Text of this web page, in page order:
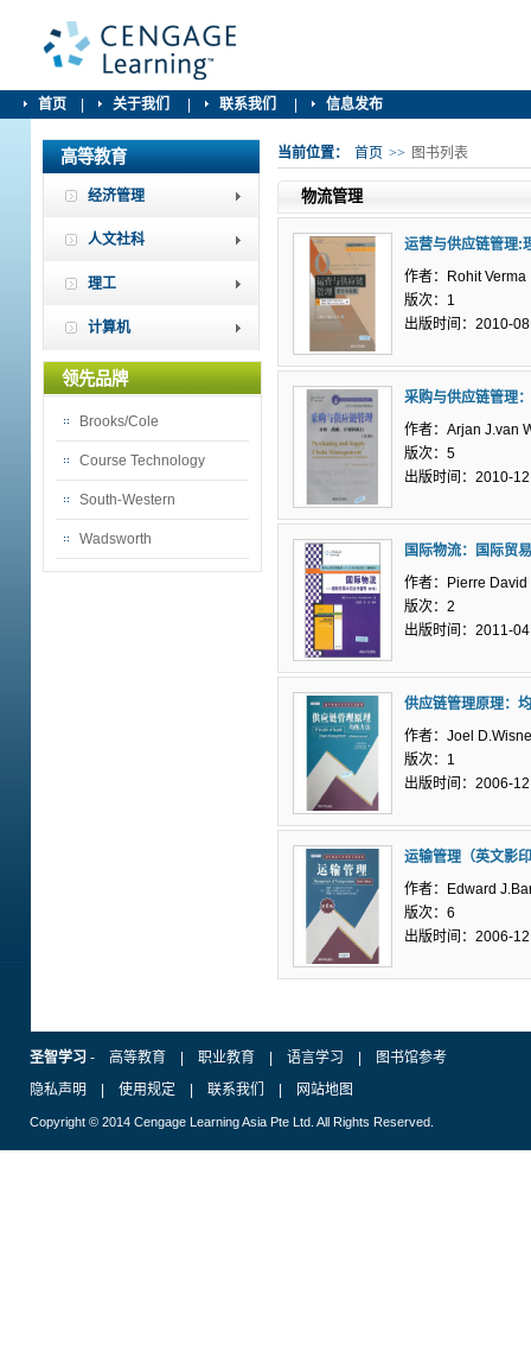
首页 关于我们 联系我们 信息发布
高等教育
经济管理
人文社科
理工
计算机
领先品牌
Brooks/Cole
Course Technology
South-Western
Wadsworth
当前位置： 首页 >> 图书列表
物流管理
运营与供应链管理:
作者：Rohit Verma
版次：1
出版时间：2010-08
采购与供应链管理
作者：Arjan J.van
版次：5
出版时间：2010-12
国际物流：国际贸
作者：Pierre David
版次：2
出版时间：2011-04
供应链管理原理：
作者：Joel
版次：1
出版时间：2006-12
运输管理（英文影
作者：Edward
版次：6
出版时间：2006-12
圣智学习 - 高等教育 职业教育 语言学习
图书馆参考
隐私声明
使用规定 联系我们 网站地图
Copyright © 2014 Cengage Learning Asia Pte Ltd. All Rights Reserved.